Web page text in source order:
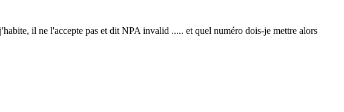
il ne l'accepte pas et dit NPA invalid ..... et quel numéro dois-je mettre alors